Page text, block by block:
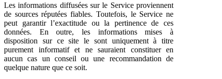
Les informations diffusées sur le Service proviennent
de sources réputées fiables. Toutefois, le Service ne
peut garantir l’exactitude ou la pertinence de ces
données. En outre, les informations mises à
disposition sur ce site le sont uniquement à titre
purement informatif et ne sauraient constituer en
aucun cas un conseil ou une recommandation de
quelque nature que ce soit.